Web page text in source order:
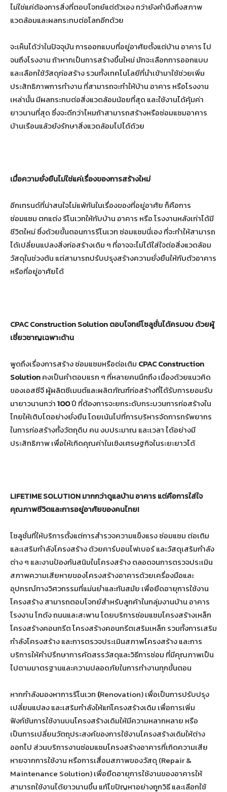
ไม่ใช่แค่ต้องการสิ่งที่ตอบโจทย์แต่ตัวเอง ทว่ายังคำนึงถึงสภาพ
แวดล้อมและผลกระทบต่อโลกอีกด้วย
จะเห็นได้ว่าในปัจจุบัน การออกแบบที่อยู่อาศัยตั้งแต่บ้าน อาคาร ไป
จนถึงโรงงาน ถ้าหากเป็นการสร้างขึ้นใหม่ มักจะเลือกการออกแบบ
และเลือกใช้วัสดุก่อสร้าง รวมทั้งเทคโนโลยีที่นำเข้ามาใช้ช่วยเพิ่ม
ประสิทธิภาพการทำงาน ที่สามารถจะทำให้บ้าน อาคาร หรือโรงงาน
เหล่านั้น มีผลกระทบต่อสิ่งแวดล้อมน้อยที่สุด และใช้งานได้คุ้มค่า
ยาวนานที่สุด ซึ่งจะดีกว่าไหมถ้าสามารถสร้างหรือซ่อมแซมอาคาร
บ้านเรือนแล้วยังรักษาสิ่งแวดล้อมไปได้ด้วย
เมื่อความยั่งยืนไม่ใช่แค่เรื่องของการสร้างใหม่
อีกเทรนด์ที่น่าสนใจไม่แพ้กันในเรื่องของที่อยู่อาศัย ก็คือการ
ซ่อมแซม ตกแต่ง รีโนเวทให้กับบ้าน อาคาร หรือ โรงงานหลังเก่าได้มี
ชีวิตใหม่ ซึ่งด้วยขั้นตอนการรีโนเวท ซ่อมแซมนี่เอง ที่จะทำให้สามารถ
ได้เปลี่ยนแปลงสิ่งก่อสร้างเดิม ๆ ที่อาจจะไม่ได้ใส่ใจต่อสิ่งแวดล้อม
วัสดุในช่วงต้น แต่สามารถปรับปรุงสร้างความยั่งยืนให้กับตัวอาคาร
หรือที่อยู่อาศัยได้
CPAC Construction Solutionตอบโจทย์โซลูชั่นได้ครบจบ ด้วยผู้
เชี่ยวชาญเฉพาะด้าน
พูดถึงเรื่องการสร้าง ซ่อมแซมหรือต่อเติม CPAC Construction
Solutionคงเป็นคำตอบแรก ๆ ที่หลายคนนึกถึง เนื่องด้วยแนวคิด
ของเอสซีจี ผู้ผลิตซีเมนต์และผลิตภัณฑ์ก่อสร้างที่ได้รับการยอมรับ
มายาวนานกว่า100ปี ที่ต้องการจะยกระดับกระบวนการก่อสร้างใน
ไทยให้เติบโตอย่างยั่งยืน โดยเน้นไปที่การบริหารจัดการทรัพยากร
ในการก่อสร้างทั้งวัตถุดิบ คน งบประมาณ และเวลา ได้อย่างมี
ประสิทธิภาพ เพื่อให้เกิดคุณค่าในเชิงเศรษฐกิจในระยะยาวได้
LIFETIME SOLUTIONมากกว่าดูแลบ้าน อาคาร แต่คือการใส่ใจ
คุณภาพชีวิตและการอยู่อาศัยของคนไทย!
โซลูชั่นที่ให้บริการตั้งแต่การสำรวจความแข็งแรง ซ่อมแซม ต่อเติม
และเสริมกำลังโครงสร้าง ด้วยคาร์บอนไฟเบอร์ และวัสดุเสริมกำลัง
ต่าง ๆ และงานป้องกันสนิมในโครงสร้าง ตลอดจนการตรวจประเมิน
สภาพความเสียหายของโครงสร้างอาคารด้วยเครื่องมือและ
อุปกรณ์ทางวิศวกรรมที่แม่นยำและทันสมัย เพื่อยืดอายุการใช้งาน
โครงสร้าง สามารถตอบโจทย์สำหรับลูกค้าในกลุ่มงานบ้าน อาคาร
โรงงาน โกดัง ถนนและสะพาน โดยบริการซ่อมแซมโครงสร้างเหล็ก
โครงสร้างคอนกรีต โครงสร้างคอนกรีตเสริมเหล็ก รวมทั้งการเสริม
กำลังโครงสร้าง และการตรวจประเมินสภาพโครงสร้าง และการ
บริการให้คำปรึกษาการคัดสรรวัสดุและวิธีการซ่อม ที่มีคุณภาพเป็น
ไปตามมาตรฐานและความปลอดภัยในการทำงานทุกขั้นตอน
หากกำลังมองหาการรีโนเวท (Renovation) เพื่อเป็นการปรับปรุง
เปลี่ยนแปลง และเสริมกำลังให้แก่โครงสร้างเดิม เพื่อการเพิ่ม
ฟังก์ชันการใช้งานบนโครงสร้างเดิมให้มีความหลากหลาย หรือ
เป็นการเปลี่ยนวัตถุประสงค์ของการใช้งานโครงสร้างเดิมให้ต่าง
ออกไป ส่วนบริการงานซ่อมแซมโครงสร้างอาคารที่เกิดความเสีย
หายจากการใช้งาน หรือการเสื่อมสภาพของวัสดุ (Repair &
Maintenance Solution) เพื่อยืดอายุการใช้งานของอาคารให้
สามารถใช้งานได้ยาวนานขึ้น แก้ไขปัญหาอย่างถูกวิธี และเลือกใช้